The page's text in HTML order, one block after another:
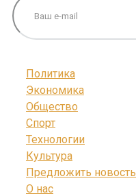
Политика
Экономика
Общество
Спорт
Технологии
Культура
Предложить новость
О нас